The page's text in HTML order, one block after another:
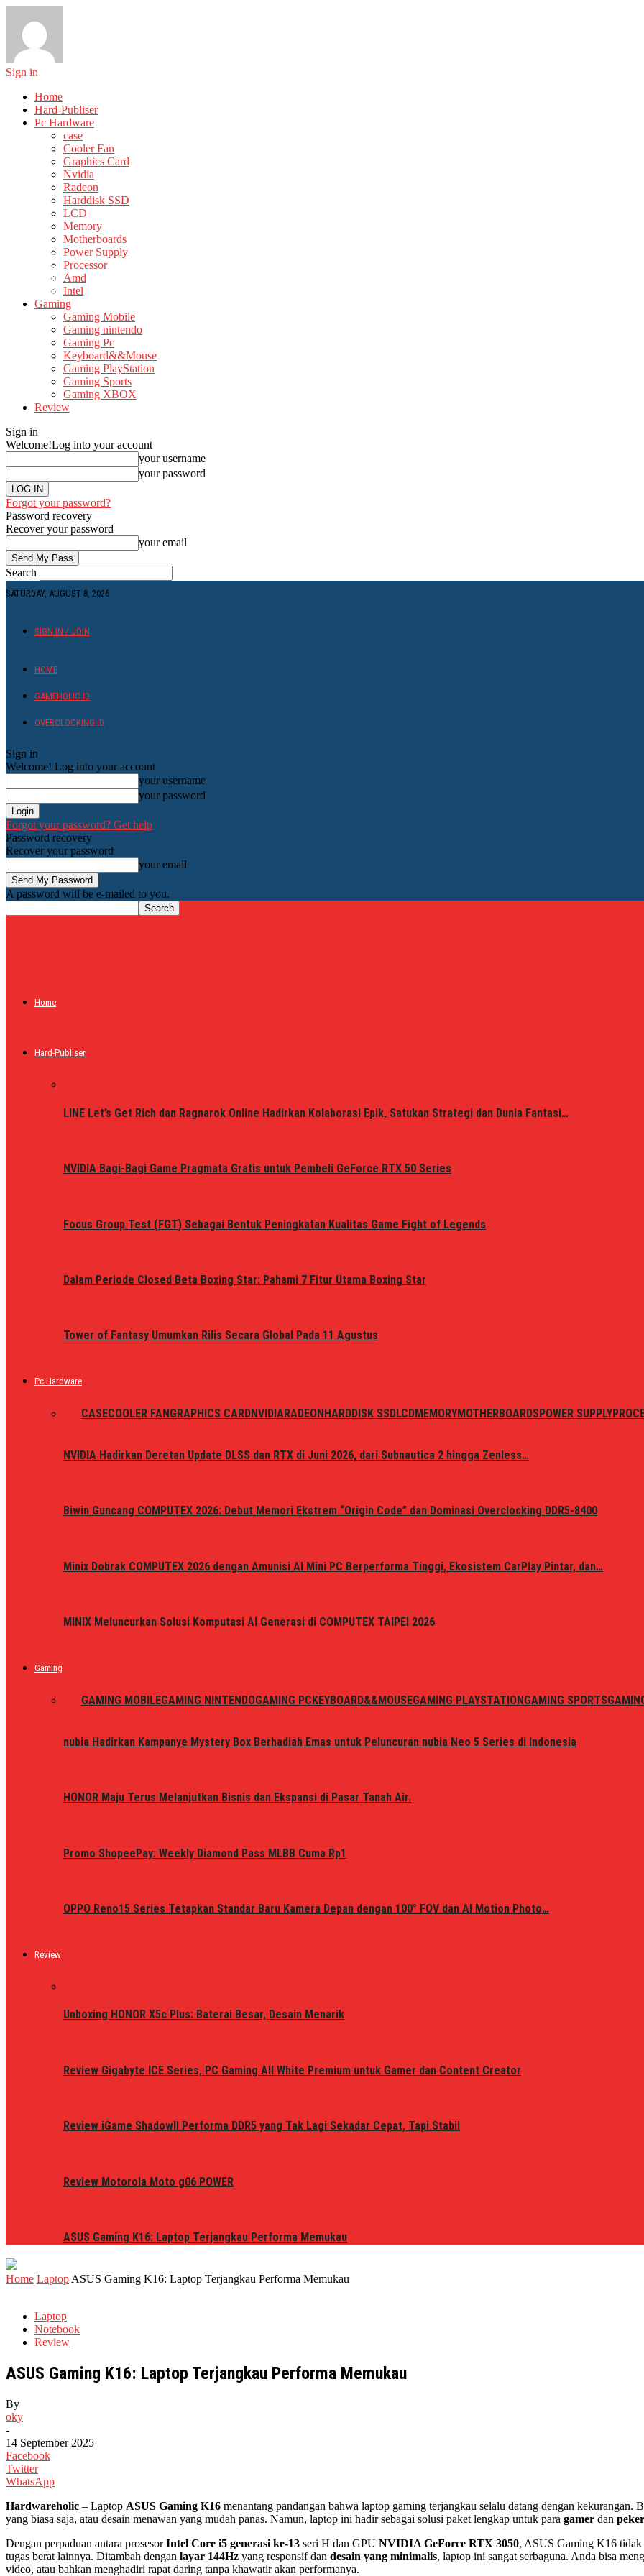
Sign in
Home
Hard-Publiser
Pc Hardware
case
Cooler Fan
Graphics Card
Nvidia
Radeon
Harddisk SSD
LCD
Memory
Motherboards
Power Supply
Processor
Amd
Intel
Gaming
Gaming Mobile
Gaming nintendo
Gaming Pc
Keyboard&&Mouse
Gaming PlayStation
Gaming Sports
Gaming XBOX
Review
Sign in
Welcome!Log into your account
your username
your password
Forgot your password?
Password recovery
Recover your password
your email
Search
SATURDAY, AUGUST 8, 2026
SIGN IN / JOIN
HOME
GAMEHOLIC.ID
OVERCLOCKING ID
Sign in
Welcome! Log into your account
your username
your password
Forgot your password? Get help
Password recovery
Recover your password
your email
A password will be e-mailed to you.
Home
Hard-Publiser
LINE Let’s Get Rich dan Ragnarok Online Hadirkan Kolaborasi Epik, Satukan Strategi dan Dunia Fantasi…
NVIDIA Bagi-Bagi Game Pragmata Gratis untuk Pembeli GeForce RTX 50 Series
Focus Group Test (FGT) Sebagai Bentuk Peningkatan Kualitas Game Fight of Legends
Dalam Periode Closed Beta Boxing Star: Pahami 7 Fitur Utama Boxing Star
Tower of Fantasy Umumkan Rilis Secara Global Pada 11 Agustus
Pc Hardware
CASECOOLER FAN GRAPHICS CARDNVIDIARADEON HARDDISK SSDLCDMEMORYMOTHERBOARDSPOWER SUPPLY
NVIDIA Hadirkan Deretan Update DLSS dan RTX di Juni 2026, dari Subnautica 2 hingga Zenless…
Biwin Guncang COMPUTEX 2026: Debut Memori Ekstrem “Origin Code” dan Dominasi Overclocking DDR5-8400
Minix Dobrak COMPUTEX 2026 dengan Amunisi AI Mini PC Berperforma Tinggi, Ekosistem CarPlay Pintar, dan…
MINIX Meluncurkan Solusi Komputasi AI Generasi di COMPUTEX TAIPEI 2026
Gaming
GAMING MOBILEGAMING NINTENDOGAMING PCKEYBOARD&&MOUSEGAMING PLAYSTATIONGAMING SPORTS
nubia Hadirkan Kampanye Mystery Box Berhadiah Emas untuk Peluncuran nubia Neo 5 Series di Indonesia
HONOR Maju Terus Melanjutkan Bisnis dan Ekspansi di Pasar Tanah Air.
Promo ShopeePay: Weekly Diamond Pass MLBB Cuma Rp1
OPPO Reno15 Series Tetapkan Standar Baru Kamera Depan dengan 100° FOV dan AI Motion Photo…
Review
Unboxing HONOR X5c Plus: Baterai Besar, Desain Menarik
Review Gigabyte ICE Series, PC Gaming All White Premium untuk Gamer dan Content Creator
Review iGame ShadowII Performa DDR5 yang Tak Lagi Sekadar Cepat, Tapi Stabil
Review Motorola Moto g06 POWER
ASUS Gaming K16: Laptop Terjangkau Performa Memukau
Home Laptop ASUS Gaming K16: Laptop Terjangkau Performa Memukau
Laptop
Notebook
Review
ASUS Gaming K16: Laptop Terjangkau Performa Memukau
By
oky
-
14 September 2025
Facebook
Twitter
WhatsApp
Hardwareholic – Laptop ASUS Gaming K16 menantang pandangan bahwa laptop gaming terjangkau selalu datang dengan kekurangan.
yang biasa saja, atau desain menawan yang mudah panas. Namun, laptop ini hadir sebagai solusi paket lengkap untuk para gamer dan
Dengan perpaduan antara prosesorIntel Core i5 generasi ke-13 seri H dan GPU NVIDIA GeForce RTX 3050, ASUS Gaming K16 tidak
tugas berat lainnya. Ditambah dengan layar 144Hz yang responsif dan desain yang minimalis, laptop ini sangat serbaguna. Anda bisa
video, atau bahkan menghadiri rapat daring tanpa khawatir akan performanya.